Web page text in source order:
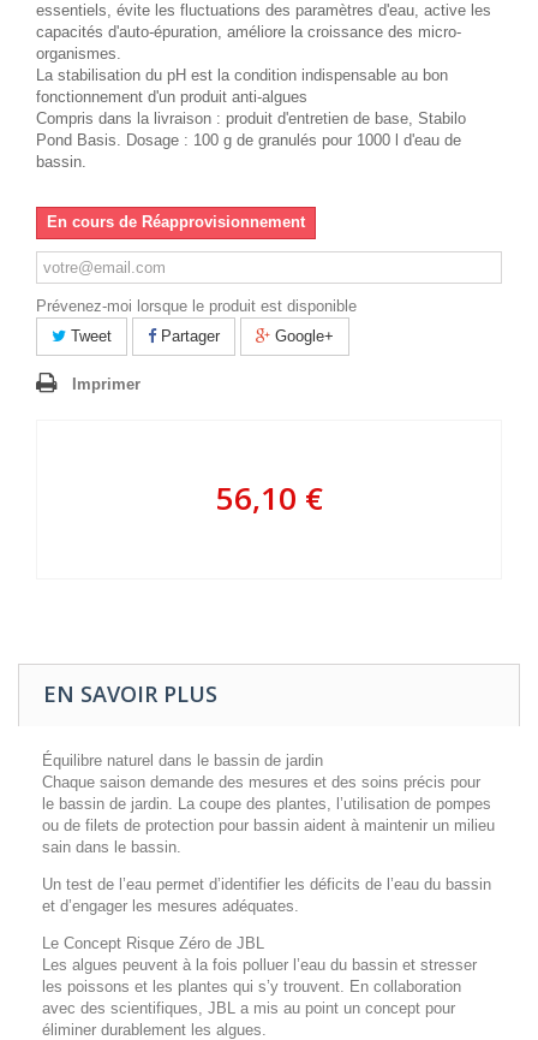
essentiels, évite les fluctuations des paramètres d'eau, active les
capacités d'auto-épuration, améliore la croissance des micro-
organismes.
La stabilisation du pH est la condition indispensable au bon
fonctionnement d'un produit anti-algues
Compris dans la livraison : produit d'entretien de base, Stabilo
Pond Basis. Dosage : 100 g de granulés pour 1000 l d'eau de
bassin.
En cours de Réapprovisionnement
Prévenez-moi lorsque le produit est disponible
Tweet
Partager Google+
Imprimer
56,10 €
EN SAVOIR PLUS
Équilibre naturel dans le bassin de jardin
Chaque saison demande des mesures et des soins précis pour
le bassin de jardin. La coupe des plantes, l’utilisation de pompes
ou de filets de protection pour bassin aident à maintenir un milieu
sain dans le bassin.
Un test de l’eau permet d’identifier les déficits de l’eau du bassin
et d’engager les mesures adéquates.
Le Concept Risque Zéro de JBL
Les algues peuvent à la fois polluer l’eau du bassin et stresser
les poissons et les plantes qui s’y trouvent. En collaboration
avec des scientifiques, JBL a mis au point un concept pour
éliminer durablement les algues.